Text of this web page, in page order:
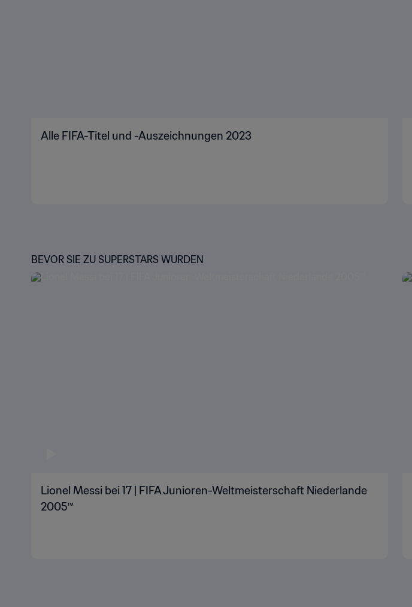
Alle FIFA-Titel und -Auszeichnungen 2023
BEVOR SIE ZU SUPERSTARS WURDEN
Lionel Messi bei 17 | FIFA Junioren-Weltmeisterschaft Niederlande
2005™